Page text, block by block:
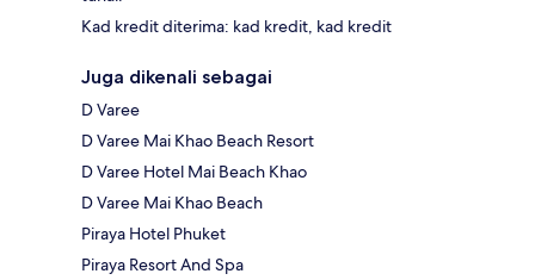
Kad kredit diterima: kad kredit, kad kredit
Juga dikenali sebagai
D Varee
D Varee Mai Khao Beach Resort
D Varee Hotel Mai Beach Khao
D Varee Mai Khao Beach
Piraya Hotel Phuket
Piraya Resort And Spa